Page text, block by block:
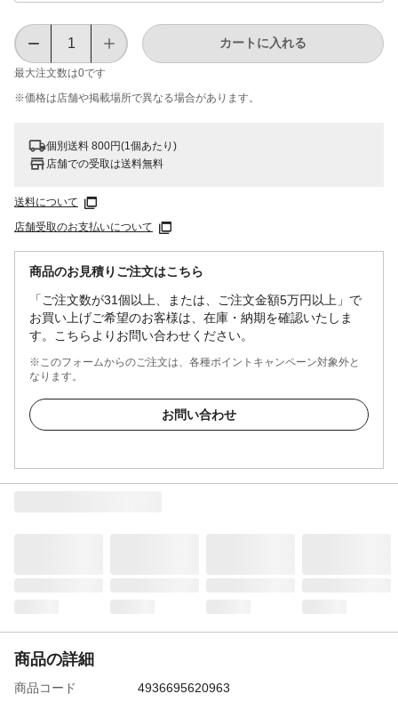
最大注文数は0です
カートに入れる
※価格は​店舗や​掲載場所で​異なる​場合が​あります。
個別送料 800円(1個あたり)
店舗での受取は送料無料
送料について
店舗受取のお支払いについて
商品のお見積りご注文はこちら
「ご注文数が31個以上、または、ご注文金額5万円以上」で
お買い上げご希望のお客様は、在庫・納期を確認いたしま
す。こちらよりお問い合わせください。
※このフォームからのご注文は、各種ポイントキャンペーン対象外と
なります。
お問い合わせ
商品の詳細
商品コード
4936695620963